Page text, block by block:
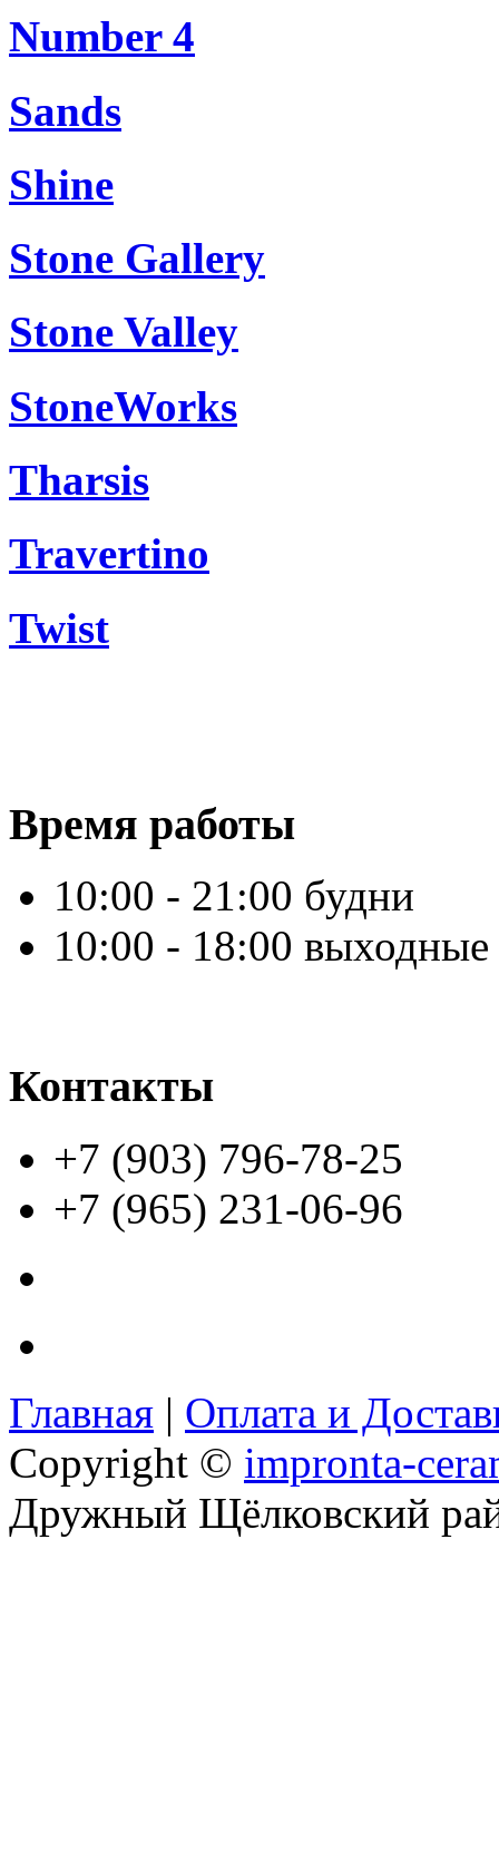
Number 4
Sands
Shine
Stone Gallery
Stone Valley
StoneWorks
Tharsis
Travertino
Twist
Время работы
10:00 - 21:00 будни
10:00 - 18:00 выходные
Контакты
+7 (903) 796-78-25
+7 (965) 231-06-96
Главная | Оплата и
Copyright © impronta-
Дружный Щёлковский